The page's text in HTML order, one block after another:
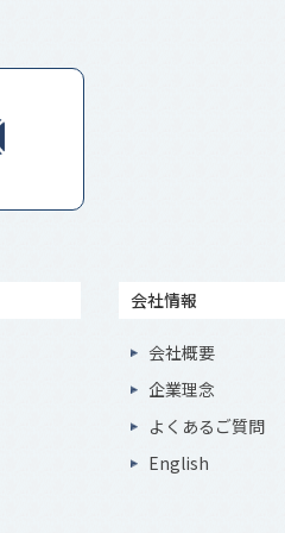
会社情報
会社概要
企業理念
よくあるご質問
English